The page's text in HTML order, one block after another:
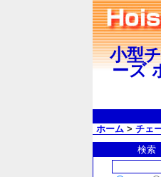
小型
ーズ
ホーム > チェ
検索